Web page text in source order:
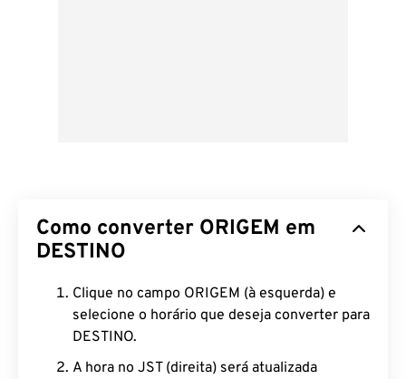
Como converter ORIGEM em
DESTINO
Clique no campo ORIGEM (à esquerda) e
selecione o horário que deseja converter para
DESTINO.
A hora no JST (direita) será atualizada